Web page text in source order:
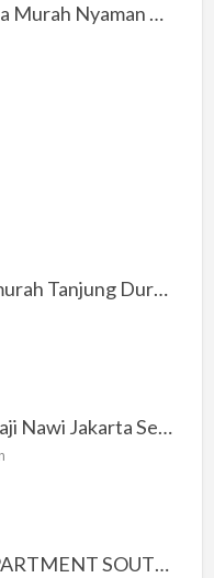
Kosan Wanita Murah Nyaman di Jakarta Selatan
Kos wanita murah Tanjung Duren Jakarta Barat
Kost MRT Haji Nawi Jakarta Selatan
SERVICE APARTMENT SOUTH RESIDENCE